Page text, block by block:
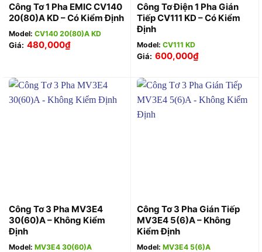
Công Tơ 1 Pha EMIC CV140
20(80)A KD – Có Kiểm Định
Model: CV140 20(80)A KD
Giá: 480,000₫
Công Tơ Điện 1 Pha Gián
Tiếp CV111 KD – Có Kiểm
Định
Model: CV111 KD
Giá: 600,000₫
Công Tơ 3 Pha MV3E4
30(60)A – Không Kiểm
Định
Model: MV3E4 30(60)A
Công Tơ 3 Pha Gián Tiếp
MV3E4 5(6)A – Không
Kiểm Định
Model: MV3E4 5(6)A